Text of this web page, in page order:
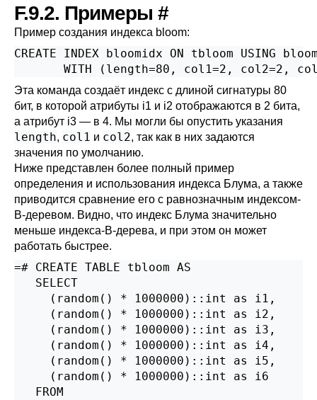
F.9.2. Примеры #
Пример создания индекса bloom:
CREATE INDEX bloomidx ON tbloom USING
WITH (length=80, col1=2, col2=2,
Эта команда создаёт индекс с длиной сигнатуры 80
бит, в которой атрибуты i1 и i2 отображаются в 2 бита,
а атрибут i3 — в 4. Мы могли бы опустить указания
length, col1 и col2, так как в них задаются
значения по умолчанию.
Ниже представлен более полный пример
определения и использования индекса Блума, а также
приводится сравнение его с равнозначным индексом-
B-деревом. Видно, что индекс Блума значительно
меньше индекса-B-дерева, и при этом он может
работать быстрее.
=# CREATE TABLE tbloom AS
   SELECT
     (random() * 1000000)::int as i1,
     (random() * 1000000)::int as i2,
     (random() * 1000000)::int as i3,
     (random() * 1000000)::int as i4,
     (random() * 1000000)::int as i5,
     (random() * 1000000)::int as i6
   FROM